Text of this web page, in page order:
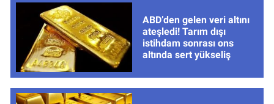
ABD’den gelen veri altını
ateşledi! Tarım dışı
istihdam sonrası ons
altında sert yükseliş